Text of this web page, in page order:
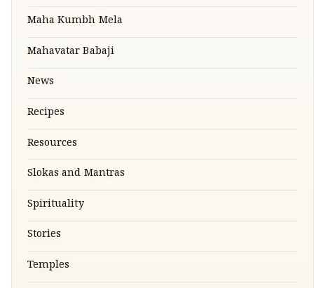
Maha Kumbh Mela
Mahavatar Babaji
News
Recipes
Resources
Slokas and Mantras
Spirituality
Stories
Temples